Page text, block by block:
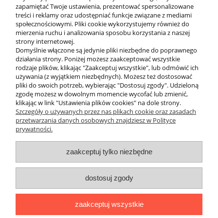
jak Scubatech, Nowiteam, Oceanic co gwarantuje trwałość i
bezpieczeństwo.
Wygoda: Specjalnie zaprojektowane komory na stopę minimalizują
ucisk, pozwalając na długie godziny zabawy w wodzie bez
dyskomfortu.
Wsparcie ekspertów: Nie wiesz, jak dobrać rozmiar płetwy
kaloszowej? Nasz zespół pomoże Ci znaleźć model, który nie
będzie ani zbyt luźny, ani zbyt ciasny.
Zadbaj o swoją mobilność pod wodą i wybierz płetwy, które staną
się naturalnym przedłużeniem Twoich nóg. Zapraszamy do
zapoznania się z ofertą sklepu nurkowego DivePL!
O nas
Obsługa klienta
Pomoc
Moje konto
zapamiętać Twoje ustawienia, prezentować spersonalizowane
treści i reklamy oraz udostępniać funkcje związane z mediami
społecznościowymi. Pliki cookie wykorzystujemy również do
mierzenia ruchu i analizowania sposobu korzystania z naszej
strony internetowej.
Domyślnie włączone są jedynie pliki niezbędne do poprawnego
działania strony. Poniżej możesz zaakceptować wszystkie
rodzaje plików, klikając "Zaakceptuj wszystkie", lub odmówić ich
używania (z wyjątkiem niezbędnych). Możesz też dostosować
pliki do swoich potrzeb, wybierając "Dostosuj zgody". Udzieloną
zgodę możesz w dowolnym momencie wycofać lub zmienić,
klikając w link "Ustawienia plików cookies" na dole strony.
Szczegóły o używanych przez nas plikach cookie oraz zasadach
przetwarzania danych osobowych znajdziesz w Polityce
prywatności.
zaakceptuj tylko niezbędne
dostosuj zgody
zaakceptuj wszystkie